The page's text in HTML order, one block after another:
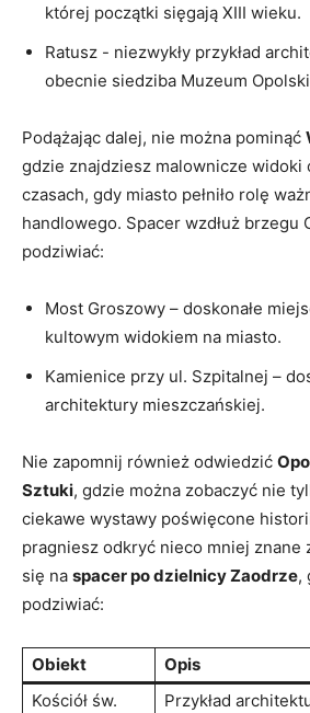
której początki ​sięgają XIII wieku.
Ratusz ​-⁢ niezwykły przykład
obecnie siedziba Muzeum
Podążając dalej, nie można⁤ pominąć
gdzie znajdziesz malownicze⁤ widoki
czasach, gdy miasto⁢ pełniło rolę
handlowego. Spacer wzdłuż brzegu
podziwiać:
Most Groszowy – doskonałe
kultowym‌ widokiem na miasto.
Kamienice przy ul. ‍Szpitalnej –
architektury mieszczańskiej.
Nie zapomnij również odwiedzić
Sztuki, gdzie można zobaczyć nie
ciekawe wystawy poświęcone
pragniesz odkryć nieco mniej ‌znane
się na spacer‍ po dzielnicy ⁤Zaodrze,
podziwiać:
Obiekt
Opis
Kościół św.
Przykład